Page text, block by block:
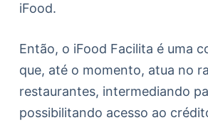
iFood.
Então, o iFood Facilita é uma
que, até o momento, atua no
restaurantes, intermediando
possibilitando acesso ao